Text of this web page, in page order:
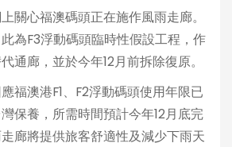
關心福澳碼頭正在施作風雨走廊。
為F3浮動碼頭臨時性假設工程，作
通廊，並於今年12月前拆除復原。
福澳港F1、F2浮動碼頭使用年限已
保養，所需時間預計今年12月底完
廊將提供旅客舒適性及減少下雨天